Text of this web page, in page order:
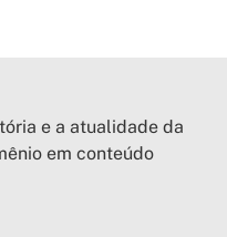
e a atualidade da
em conteúdo